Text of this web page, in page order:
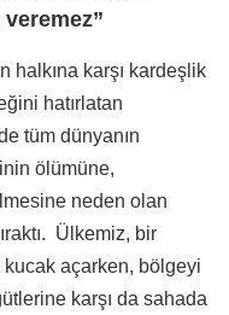
halkına karşı kardeşlik
hatırlatan
tüm dünyanın
ölümüne,
neden olan
Ülkemiz, bir
açarken, bölgeyi
karşı da sahada